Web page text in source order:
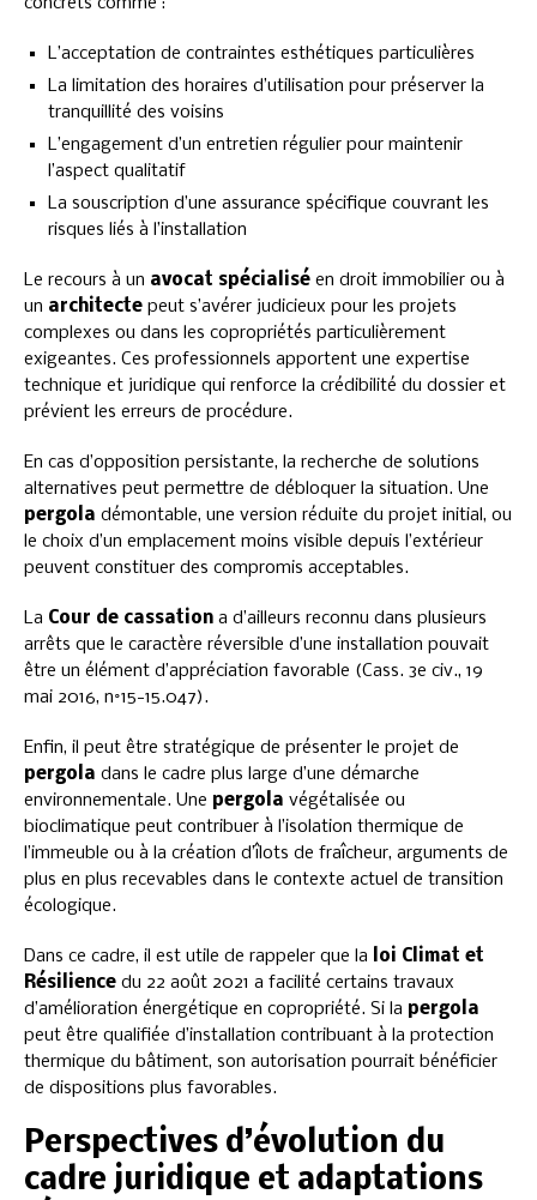
L’acceptation de contraintes esthétiques particulières
La limitation des horaires d’utilisation pour préserver la
tranquillité des voisins
L’engagement d’un entretien régulier pour maintenir
l’aspect qualitatif
La souscription d’une assurance spécifique couvrant les
risques liés à l’installation
Le recours à un avocat spécialisé en droit immobilier ou à
un architecte peut s’avérer judicieux pour les projets
complexes ou dans les copropriétés particulièrement
exigeantes. Ces professionnels apportent une expertise
technique et juridique qui renforce la crédibilité du dossier et
prévient les erreurs de procédure.
En cas d’opposition persistante, la recherche de solutions
alternatives peut permettre de débloquer la situation. Une
pergola démontable, une version réduite du projet initial, ou
le choix d’un emplacement moins visible depuis l’extérieur
peuvent constituer des compromis acceptables.
La Cour de cassation a d’ailleurs reconnu dans plusieurs
arrêts que le caractère réversible d’une installation pouvait
être un élément d’appréciation favorable (Cass. 3e civ., 19
mai 2016, n°15-15.047).
Enfin, il peut être stratégique de présenter le projet de
pergola dans le cadre plus large d’une démarche
environnementale. Une pergola végétalisée ou
bioclimatique peut contribuer à l’isolation thermique de
l’immeuble ou à la création d’îlots de fraîcheur, arguments de
plus en plus recevables dans le contexte actuel de transition
écologique.
Dans ce cadre, il est utile de rappeler que la
loi Climat et
Résilience du 22 août 2021 a facilité certains travaux
d’amélioration énergétique en copropriété. Si la pergola
peut être qualifiée d’installation contribuant à la protection
thermique du bâtiment, son autorisation pourrait bénéficier
de dispositions plus favorables.
Perspectives d’évolution du
cadre juridique et adaptations